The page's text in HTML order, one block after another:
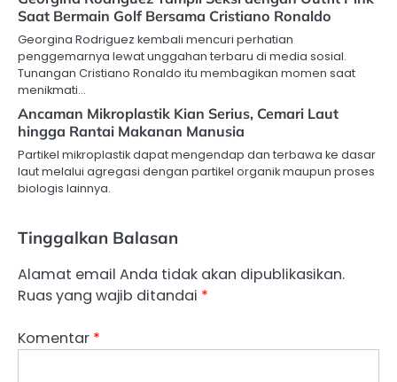
Saat Bermain Golf Bersama Cristiano Ronaldo
Georgina Rodriguez kembali mencuri perhatian
penggemarnya lewat unggahan terbaru di media sosial.
Tunangan Cristiano Ronaldo itu membagikan momen saat
menikmati…
Ancaman Mikroplastik Kian Serius, Cemari Laut
hingga Rantai Makanan Manusia
Partikel mikroplastik dapat mengendap dan terbawa ke dasar
laut melalui agregasi dengan partikel organik maupun proses
biologis lainnya.
Tinggalkan Balasan
Alamat email Anda tidak akan dipublikasikan.
Ruas yang wajib ditandai *
Komentar *